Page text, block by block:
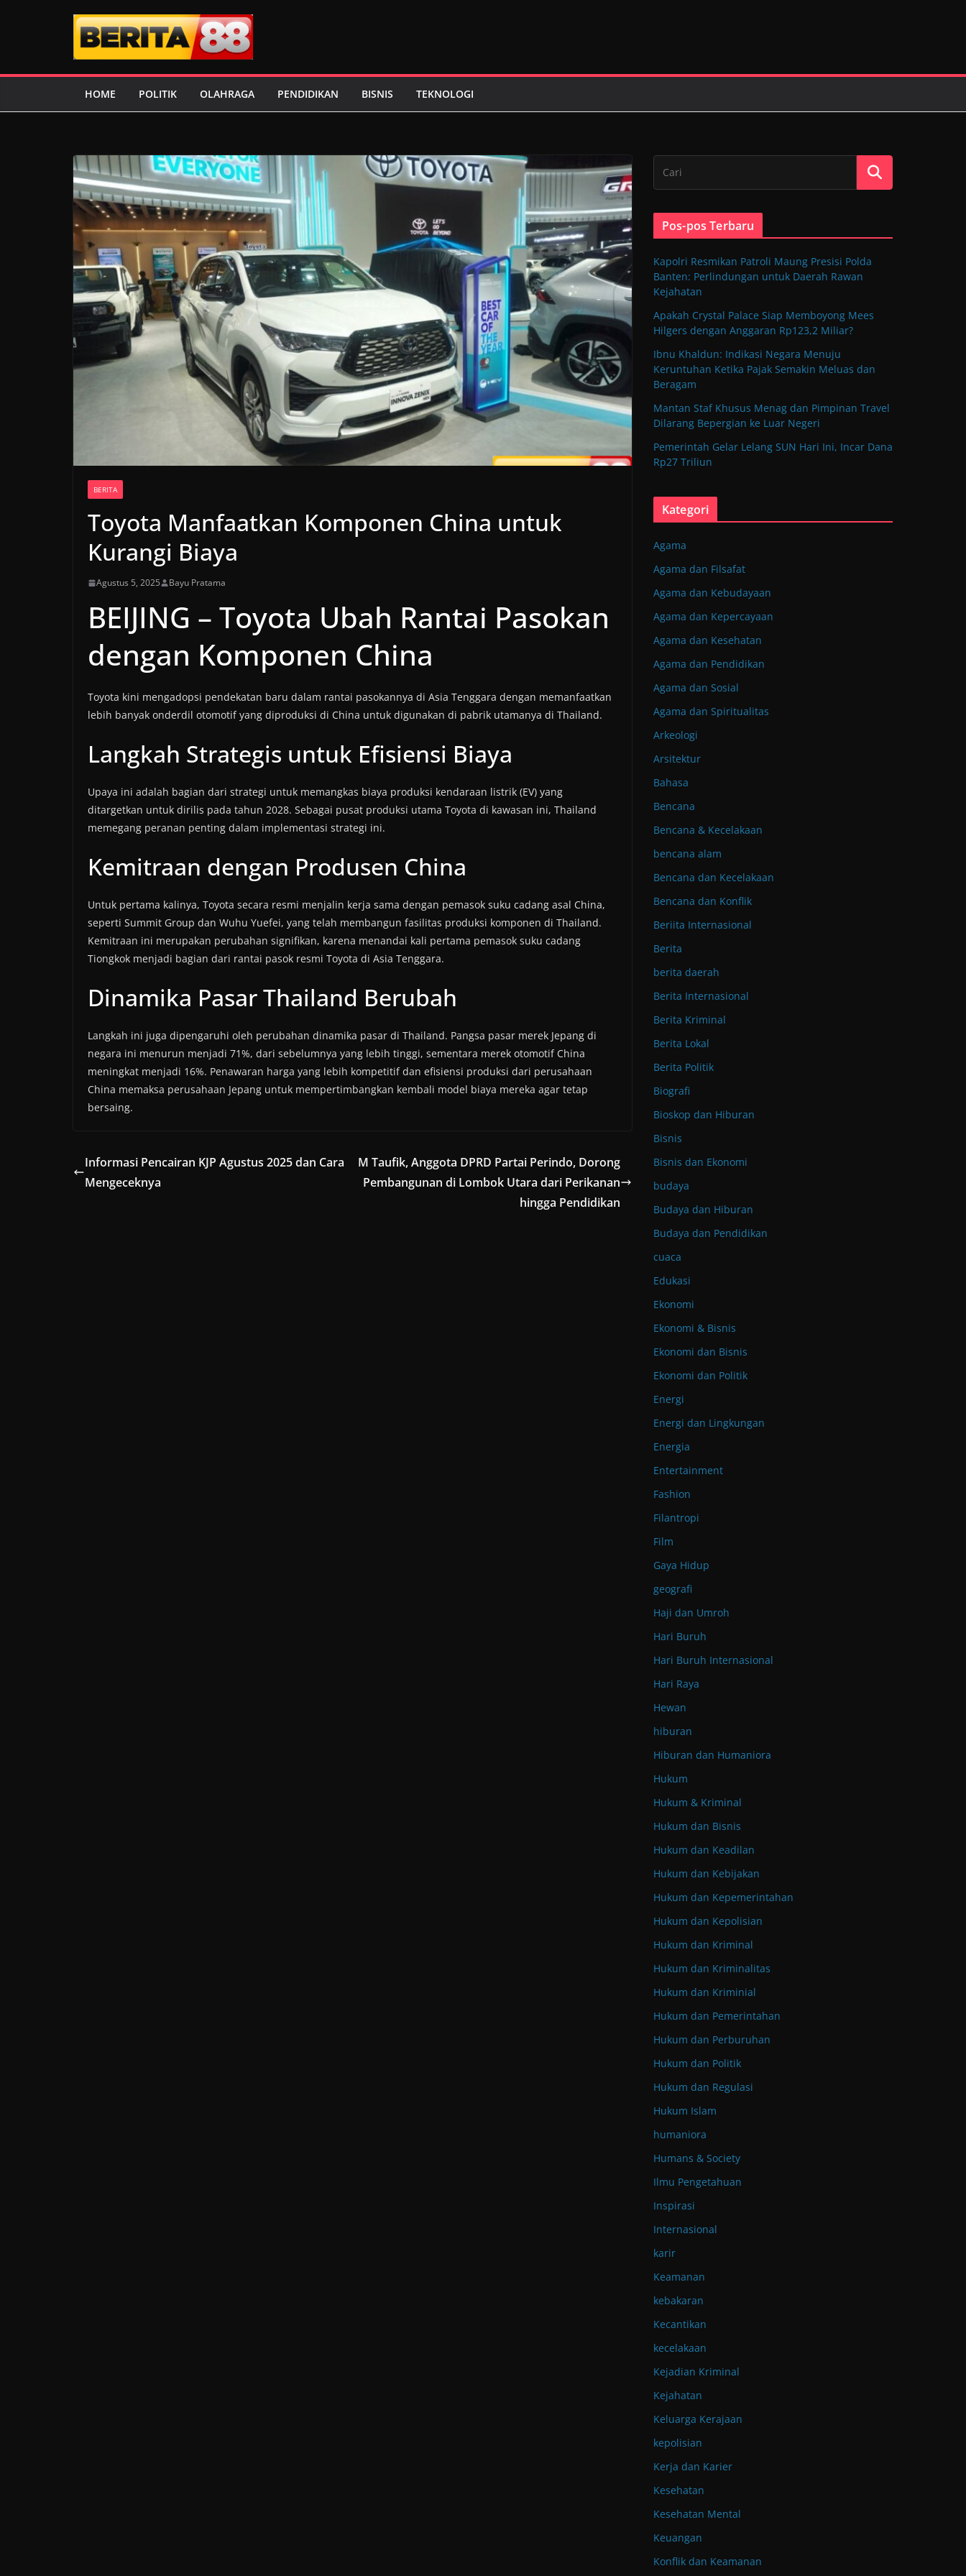
HOME POLITIK OLAHRAGA PENDIDIKAN BISNIS TEKNOLOGI
BERITA
Toyota Manfaatkan Komponen China untuk
Kurangi Biaya
Agustus 5, 2025 Bayu Pratama
BEIJING – Toyota Ubah Rantai Pasokan
dengan Komponen China
Toyota kini mengadopsi pendekatan baru dalam rantai pasokannya di Asia Tenggara dengan memanfaatkan
lebih banyak onderdil otomotif yang diproduksi di China untuk digunakan di pabrik utamanya di Thailand.
Langkah Strategis untuk Efisiensi Biaya
Upaya ini adalah bagian dari strategi untuk memangkas biaya produksi kendaraan listrik (EV) yang
ditargetkan untuk dirilis pada tahun 2028. Sebagai pusat produksi utama Toyota di kawasan ini, Thailand
memegang peranan penting dalam implementasi strategi ini.
Kemitraan dengan Produsen China
Untuk pertama kalinya, Toyota secara resmi menjalin kerja sama dengan pemasok suku cadang asal China,
seperti Summit Group dan Wuhu Yuefei, yang telah membangun fasilitas produksi komponen di Thailand.
Kemitraan ini merupakan perubahan signifikan, karena menandai kali pertama pemasok suku cadang
Tiongkok menjadi bagian dari rantai pasok resmi Toyota di Asia Tenggara.
Dinamika Pasar Thailand Berubah
Langkah ini juga dipengaruhi oleh perubahan dinamika pasar di Thailand. Pangsa pasar merek Jepang di
negara ini menurun menjadi 71%, dari sebelumnya yang lebih tinggi, sementara merek otomotif China
meningkat menjadi 16%. Penawaran harga yang lebih kompetitif dan efisiensi produksi dari perusahaan
China memaksa perusahaan Jepang untuk mempertimbangkan kembali model biaya mereka agar tetap
bersaing.
Informasi Pencairan KJP Agustus 2025 dan Cara
Mengeceknya
M Taufik, Anggota DPRD Partai Perindo, Dorong
Pembangunan di Lombok Utara dari Perikanan
hingga Pendidikan
Pos-pos Terbaru
Kapolri Resmikan Patroli Maung Presisi Polda
Banten: Perlindungan untuk Daerah Rawan
Kejahatan
Apakah Crystal Palace Siap Memboyong Mees
Hilgers dengan Anggaran Rp123,2 Miliar?
Ibnu Khaldun: Indikasi Negara Menuju
Keruntuhan Ketika Pajak Semakin Meluas dan
Beragam
Mantan Staf Khusus Menag dan Pimpinan Travel
Dilarang Bepergian ke Luar Negeri
Pemerintah Gelar Lelang SUN Hari Ini, Incar Dana
Rp27 Triliun
Kategori
Agama
Agama dan Filsafat
Agama dan Kebudayaan
Agama dan Kepercayaan
Agama dan Kesehatan
Agama dan Pendidikan
Agama dan Sosial
Agama dan Spiritualitas
Arkeologi
Arsitektur
Bahasa
Bencana
Bencana & Kecelakaan
bencana alam
Bencana dan Kecelakaan
Bencana dan Konflik
Beriita Internasional
Berita
berita daerah
Berita Internasional
Berita Kriminal
Berita Lokal
Berita Politik
Biografi
Bioskop dan Hiburan
Bisnis
Bisnis dan Ekonomi
budaya
Budaya dan Hiburan
Budaya dan Pendidikan
cuaca
Edukasi
Ekonomi
Ekonomi & Bisnis
Ekonomi dan Bisnis
Ekonomi dan Politik
Energi
Energi dan Lingkungan
Energia
Entertainment
Fashion
Filantropi
Film
Gaya Hidup
geografi
Haji dan Umroh
Hari Buruh
Hari Buruh Internasional
Hari Raya
Hewan
hiburan
Hiburan dan Humaniora
Hukum
Hukum & Kriminal
Hukum dan Bisnis
Hukum dan Keadilan
Hukum dan Kebijakan
Hukum dan Kepemerintahan
Hukum dan Kepolisian
Hukum dan Kriminal
Hukum dan Kriminalitas
Hukum dan Kriminial
Hukum dan Pemerintahan
Hukum dan Perburuhan
Hukum dan Politik
Hukum dan Regulasi
Hukum Islam
humaniora
Humans & Society
Ilmu Pengetahuan
Inspirasi
Internasional
karir
Keamanan
kebakaran
Kecantikan
kecelakaan
Kejadian Kriminal
Kejahatan
Keluarga Kerajaan
kepolisian
Kerja dan Karier
Kesehatan
Kesehatan Mental
Keuangan
Konflik dan Keamanan